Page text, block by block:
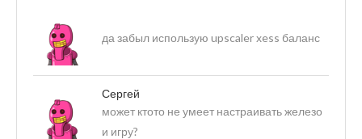
да забыл использую upscaler xess баланс
Сергей
может ктото не умеет настраивать железо
и игру?